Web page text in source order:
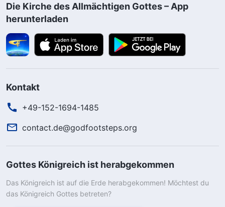
Die Kirche des Allmächtigen Gottes – App
herunterladen
Kontakt
+49-152-1694-1485
contact.de@godfootsteps.org
Gottes Königreich ist herabgekommen
Das Königreich ist auf die Erde herabgekommen! Möchtest du
das Königreich Gottes betreten?